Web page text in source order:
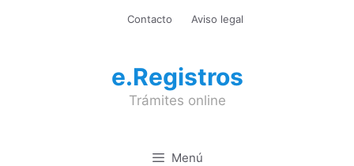
Contacto Aviso legal
e.Registros
Trámites online
Menú